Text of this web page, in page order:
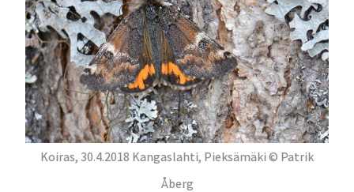
Koiras, 30.4.2018 Kangaslahti, Pieksämäki © Patrik
Åberg